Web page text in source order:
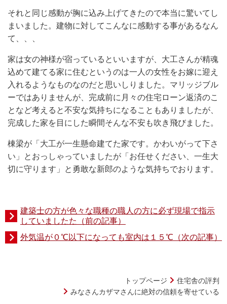
それと同じ感動が胸に込み上げてきたので本当に驚いてし
まいました。建物に対してこんなに感動する事があるなん
て、、、
家は女の神様が宿っているといいますが、大工さんが精魂
込めて建てる家に住むというのは一人の女性をお嫁に迎え
入れるようなものなのだと思いしりました。マリッジブル
ーではありませんが、完成前に月々の住宅ローン返済のこ
となど考えると不安な気持ちになることもありましたが、
完成した家を目にした瞬間そんな不安も吹き飛びました。
棟梁が「大工が一生懸命建てた家です。かわいがって下さ
い」とおっしゃっていましたが「お任せください、一生大
切に守ります」と勇敢な新郎のような気持ちでおります。
建築士の方が色々な職種の職人の方に必ず現場で指示
していましたた（前の記事）
外気温が０℃以下になっても室内は１５℃（次の記事）
トップページ
住宅舎の評判
みなさんカザマさんに絶対の信頼を寄せている